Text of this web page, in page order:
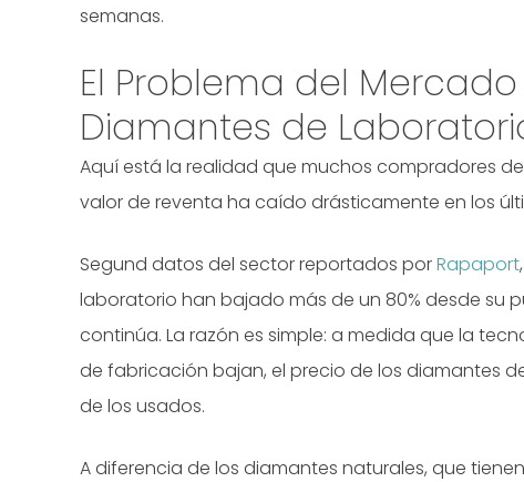
semanas.
El Problema del
Diamantes de
Aquí está la realidad que muchos compradores
valor de reventa ha caído drásticamente en los
Segund datos del sector reportados porRapaport
laboratorio han bajado más de un 80% desde su
continúa. La razón es simple: a medida que la
de fabricación bajan, el precio de los diamantes
de los usados.
A diferencia de los diamantes naturales, que